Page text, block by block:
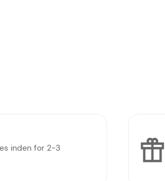
inden for 2-3